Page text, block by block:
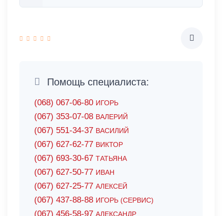
Помощь специалиста:
(068) 067-06-80 ИГОРЬ
(067) 353-07-08 ВАЛЕРИЙ
(067) 551-34-37 ВАСИЛИЙ
(067) 627-62-77 ВИКТОР
(067) 693-30-67 ТАТЬЯНА
(067) 627-50-77 ИВАН
(067) 627-25-77 АЛЕКСЕЙ
(067) 437-88-88 ИГОРЬ (СЕРВИС)
(067) 456-58-97 АЛЕКСАНДР